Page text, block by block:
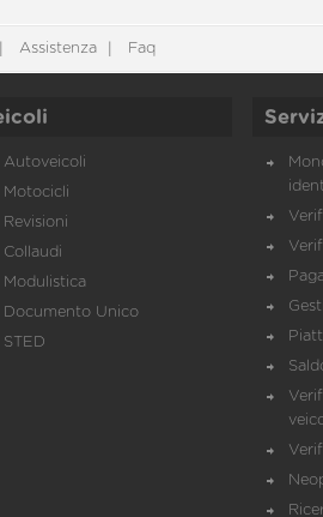
Assistenza Faq
Autoveicoli
Motocicli
Revisioni
Collaudi
Modulistica
Documento Unico
STED